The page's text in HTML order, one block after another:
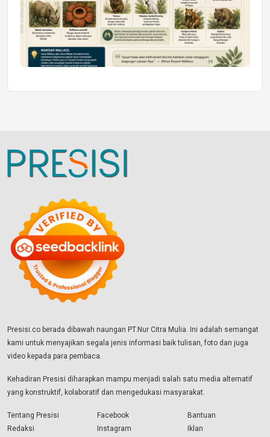
Presisi.co berada dibawah naungan PT.Nur Citra Mulia. Ini adalah semangat
kami untuk menyajikan segala jenis informasi baik tulisan, foto dan juga
video kepada para pembaca.
Kehadiran Presisi diharapkan mampu menjadi salah satu media alternatif
yang konstruktif, kolaboratif dan mengedukasi masyarakat.
Tentang Presisi
Redaksi
Facebook
Instagram
Bantuan
Iklan